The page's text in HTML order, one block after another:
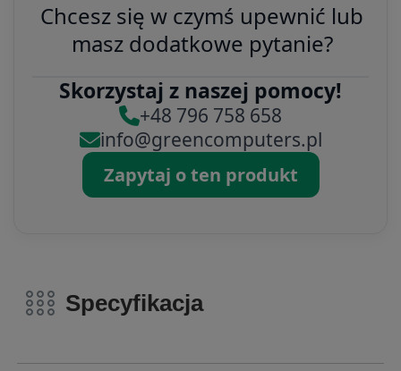
Chcesz się w czymś upewnić lub
masz dodatkowe pytanie?
Skorzystaj z naszej pomocy!
+48 796 758 658
info@greencomputers.pl
Zapytaj o ten produkt
Specyfikacja